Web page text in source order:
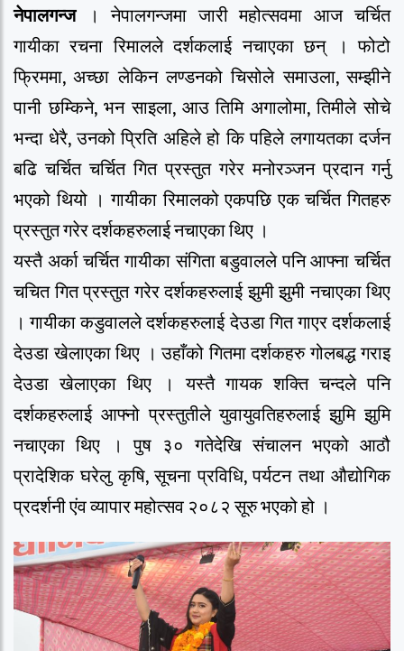
नेपालगन्ज। नेपालगन्जमा जारी महोत्सवमा आज चर्चित
गायीका रचना रिमालले दर्शकलाई नचाएका छन् । फोटो
फ्रिममा, अच्छा लेकिन लण्डनको चिसोले समाउला, सम्झीने
पानी छम्किने, भन साइला, आउ तिमि अगालोमा, तिमीले सोचे
भन्दा धेरै, उनको प्रिति अहिले हो कि पहिले लगायतका दर्जन
बढि चर्चित चर्चित गित प्रस्तुत गरेर मनोरञ्जन प्रदान गर्नु
भएको थियो । गायीका रिमालको एकपछि एक चर्चित गितहरु
प्रस्तुत गरेर दर्शकहरुलाई नचाएका थिए ।
यस्तै अर्का चर्चित गायीका संगिता बडुवालले पनि आफ्ना चर्चित
चचित गित प्रस्तुत गरेर दर्शकहरुलाई झुमी झुमी नचाएका थिए
। गायीका कडुवालले दर्शकहरुलाई देउडा गित गाएर दर्शकलाई
देउडा खेलाएका थिए । उहाँको गितमा दर्शकहरु गोलबद्ध गराइ
देउडा खेलाएका थिए । यस्तै गायक शक्ति चन्दले पनि
दर्शकहरुलाई आफ्नो प्रस्तुतीले युवायुवतिहरुलाई झुमि झुमि
नचाएका थिए । पुष ३० गतेदेखि संचालन भएको आठौ
प्रादेशिक घरेलु कृषि, सूचना प्रविधि, पर्यटन तथा औद्योगिक
प्रदर्शनी एंव व्यापार महोत्सव २०८२ सूरु भएको हो ।